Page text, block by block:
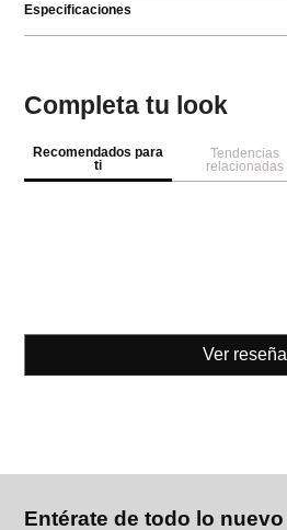
Especificaciones
Completa tu look
Recomendados para
ti
Tendencias
relacionadas
Ver reseña
Entérate de todo lo nuevo